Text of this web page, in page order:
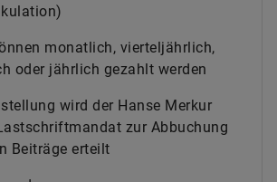
monatlich, vierteljährlich,
oder jährlich gezahlt werden
wird der Hanse Merkur
zur Abbuchung
Beiträge erteilt